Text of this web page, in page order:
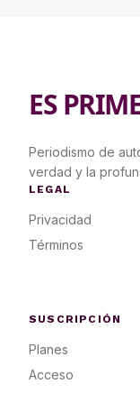
ES
Periodismo de
verdad y la
LEGAL
Privacidad
Términos
SUSCRIPCIÓN
Planes
Acceso